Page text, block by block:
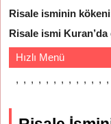
Risale isminin kökeni
Risale ismi
Hızlı Menü